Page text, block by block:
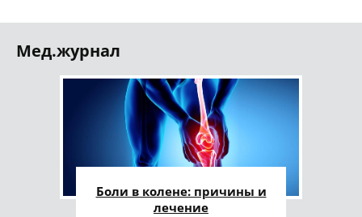
Мед.журнал
Боли в колене: причины и
лечение